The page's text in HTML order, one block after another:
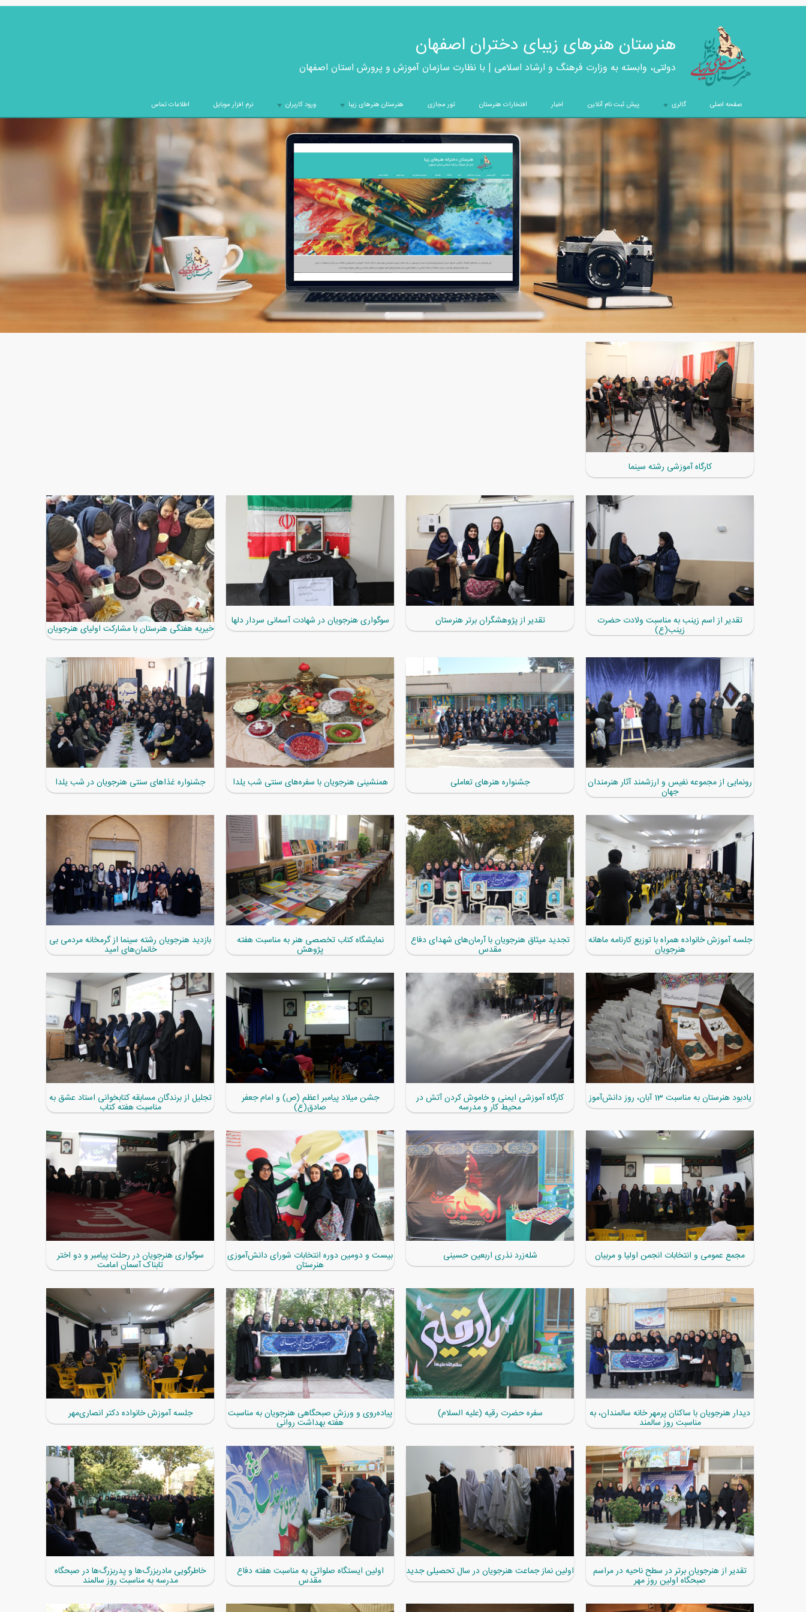
هنرستان هنرهای زیبای دختران اصفهان
دولتی، وابسته به وزارت فرهنگ و ارشاد اسلامی | با نظارت سازمان آموزش و پرورش استان اصفهان
صفحه اصلی
+
گالری پیش ثبت نام آنلاین اخبار افتخارات هنرستان تور مجازی
+
هنرستان هنرهای زیبا
+
ورود کاربران نرم افزار موبایل اطلاعات تماس
کارگاه آموزشی رشته سینما
تقدیر از اسم زینب به مناسبت ولادت حضرت
زینب(ع)
تقدیر از پژوهشگران برتر هنرستان سوگواری هنرجویان در شهادت آسمانی سردار دلها
خیریه هفتگی هنرستان با مشارکت اولیای هنرجویان
رونمایی از مجموعه نفیس و ارزشمند آثار هنرمندان
جهان
جشنواره هنرهای تعاملی همنشینی هنرجویان با سفره‌های سنتی شب یلدا جشنواره غذاهای سنتی هنرجویان در شب یلدا
جلسه آموزش خانواده همراه با توزیع کارنامه ماهانه
هنرجویان
تجدید میثاق هنرجویان با آرمان‌های شهدای دفاع
مقدس
نمایشگاه کتاب تخصصی هنر به مناسبت هفته
پژوهش
بازدید هنرجویان رشته سینما از گرمخانه مردمی بی
خانمان‌های امید
یادبود هنرستان به مناسبت 13 آبان، روز دانش‌آموز کارگاه آموزشی ایمنی و خاموش کردن آتش در
محیط کار و مدرسه
جشن میلاد پیامبر اعظم (ص) و امام جعفر
صادق(ع)
تجلیل از برندگان مسابقه کتابخوانی استاد عشق به
مناسبت هفته کتاب
مجمع عمومی و انتخابات انجمن اولیا و مربیان شله‌زرد نذری اربعین حسینی بیست و دومین دوره انتخابات شورای دانش‌آموزی
هنرستان
سوگواری هنرجویان در رحلت پیامبر و دو اختر
تابناک آسمان امامت
دیدار هنرجویان با ساکنان پرمهر خانه سالمندان، به
مناسبت روز سالمند
سفره حضرت رقیه (علیه السلام) پیاده‌روی و ورزش صبحگاهی هنرجویان به مناسبت
هفته بهداشت روانی
جلسه آموزش خانواده دکتر انصاری‌مهر
تقدیر از هنرجویان برتر در سطح ناحیه در مراسم
صبحگاه اولین روز مهر
اولین نماز جماعت هنرجویان در سال تحصیلی جدید اولین ایستگاه صلواتی به مناسبت هفته دفاع
مقدس
خاطرگویی مادربزرگ‌ها و پدربزرگ‌ها در صبحگاه
مدرسه به مناسبت روز سالمند